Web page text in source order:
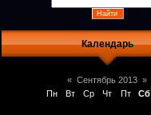
Календарь
« Сентябрь 2013 »
Пн
Вт Ср Чт Пт Сб